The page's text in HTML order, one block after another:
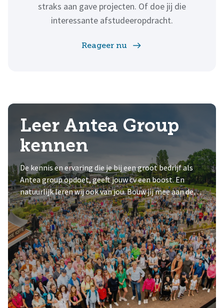
straks aan gave projecten. Of doe jij die
interessante afstudeeropdracht.
Reageer nu
Leer Antea Group
kennen
De kennis en ervaring die je bij een groot bedrijf als
Antea group opdoet, geeft jouw cv een boost. En
natuurlijk leren wij ook van jou. Bouw jij mee aan de
toekomst?